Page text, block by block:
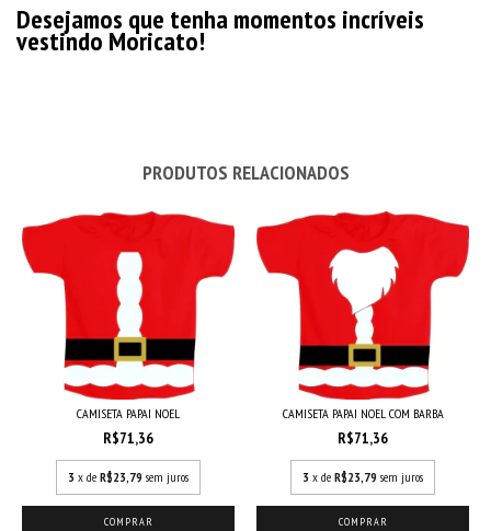
Desejamos que tenha momentos incríveis
vestindo Moricato!
PRODUTOS RELACIONADOS
CAMISETA PAPAI NOEL
R$71,36
3 x de R$23,79 sem juros
COMPRAR
CAMISETA PAPAI NOEL COM BARBA
R$71,36
3 x de R$23,79 sem juros
COMPRAR